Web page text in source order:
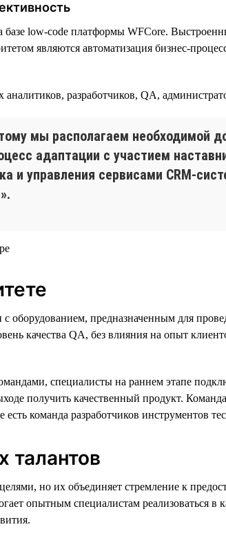
low-code платформы WFСore.
являются автоматизация бизнес-
разработчиков, QA,
мы располагаем необходимой
адаптации с участием
и управления сервисами CRM-
оборудованием, предназначенным для
качества QA, без влияния на опыт
специалисты на раннем этапе
получить качественный продукт.
команда разработчиков инструментов
талантов
но их объединяет стремление к
опытным специалистам реализоваться в